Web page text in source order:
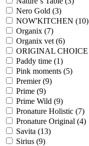
Nero Gold (3)
NOW'KITCHEN (10)
Organix (7)
Organix vet (6)
ORIGINAL CHOICE
Paddy time (1)
Pink moments (5)
Premier(9)
Prime (9)
Prime Wild (9)
Pronature Holistic (7)
Pronature Original (4)
Savita (13)
Sirius (9)